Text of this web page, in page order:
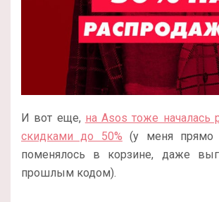
И вот еще, на Asos тоже началась
скидками до 50% (у меня прямо
поменялось в корзине, даже
прошлым кодом).